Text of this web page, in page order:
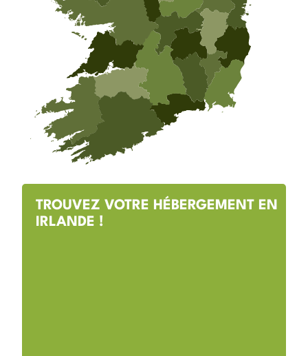
TROUVEZ VOTRE HÉBERGEMENT EN
IRLANDE !